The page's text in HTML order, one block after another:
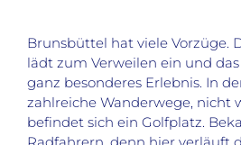
Brunsbüttel hat viele Vorzüge.
lädt zum Verweilen ein und
ganz besonderes Erlebnis. In
zahlreiche Wanderwege, nicht
befindet sich ein Golfplatz.